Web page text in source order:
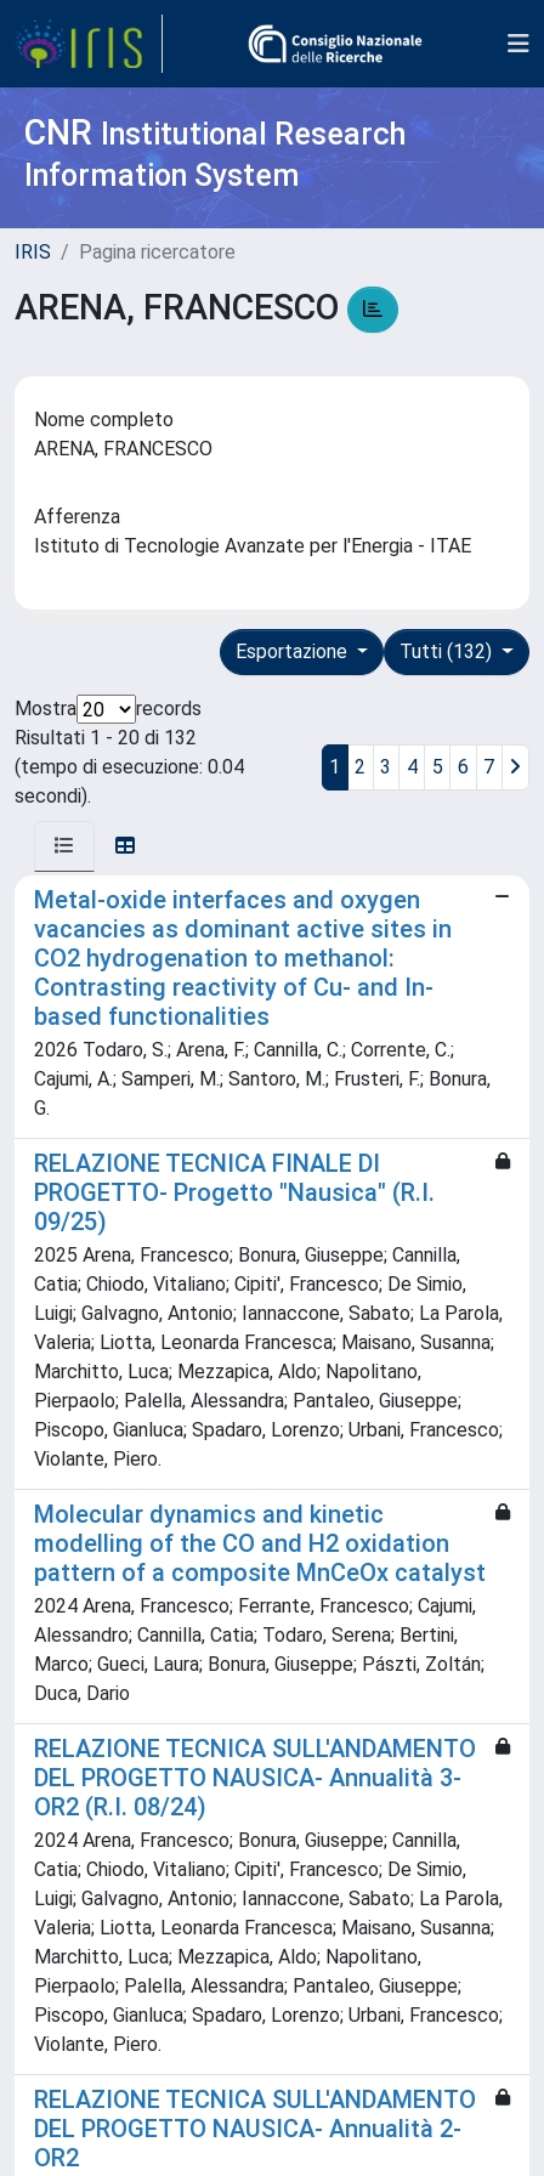
CNR Institutional Research
Information System
IRIS Pagina ricercatore
ARENA, FRANCESCO
Nome completo
ARENA, FRANCESCO
Afferenza
Istituto di Tecnologie Avanzate per l'Energia - ITAE
Tutti (132)
Esportazione
Mostra
records
Risultati 1 - 20 di 132
(tempo di esecuzione: 0.04
secondi).
1 2 3 4 5 6 7
Metal-oxide interfaces and oxygen
vacancies as dominant active sites in
CO2 hydrogenation to methanol:
Contrasting reactivity of Cu- and In-
based functionalities
2026 Todaro, S.; Arena, F.; Cannilla, C.; Corrente, C.;
Cajumi, A.; Samperi, M.; Santoro, M.; Frusteri, F.; Bonura,
G.
RELAZIONE TECNICA FINALE DI
PROGETTO- Progetto "Nausica" (R.I.
09/25)
2025 Arena, Francesco; Bonura, Giuseppe; Cannilla,
Catia; Chiodo, Vitaliano; Cipiti', Francesco; De Simio,
Luigi; Galvagno, Antonio; Iannaccone, Sabato; La Parola,
Valeria; Liotta, Leonarda Francesca; Maisano, Susanna;
Marchitto, Luca; Mezzapica, Aldo; Napolitano,
Pierpaolo; Palella, Alessandra; Pantaleo, Giuseppe;
Piscopo, Gianluca; Spadaro, Lorenzo; Urbani, Francesco;
Violante, Piero.
Molecular dynamics and kinetic
modelling of the CO and H2 oxidation
pattern of a composite MnCeOx catalyst
2024 Arena, Francesco; Ferrante, Francesco; Cajumi,
Alessandro; Cannilla, Catia; Todaro, Serena; Bertini,
Marco; Gueci, Laura; Bonura, Giuseppe; Pászti, Zoltán;
Duca, Dario
RELAZIONE TECNICA SULL'ANDAMENTO
DEL PROGETTO NAUSICA- Annualità 3-
OR2 (R.I. 08/24)
2024 Arena, Francesco; Bonura, Giuseppe; Cannilla,
Catia; Chiodo, Vitaliano; Cipiti', Francesco; De Simio,
Luigi; Galvagno, Antonio; Iannaccone, Sabato; La Parola,
Valeria; Liotta, Leonarda Francesca; Maisano, Susanna;
Marchitto, Luca; Mezzapica, Aldo; Napolitano,
Pierpaolo; Palella, Alessandra; Pantaleo, Giuseppe;
Piscopo, Gianluca; Spadaro, Lorenzo; Urbani, Francesco;
Violante, Piero.
RELAZIONE TECNICA SULL'ANDAMENTO
DEL PROGETTO NAUSICA- Annualità 2-
OR2